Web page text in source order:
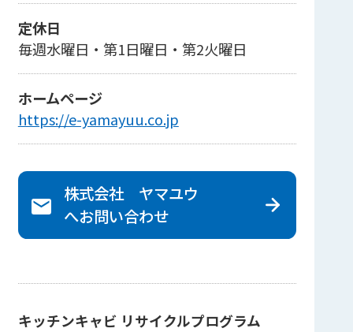
定休日
毎週水曜日・第1日曜日・第2火曜日
ホームページ
https://e-yamayuu.co.jp
株式会社 ヤマユウ
へお問い合わせ
キッチンキャビ リサイクルプログラム